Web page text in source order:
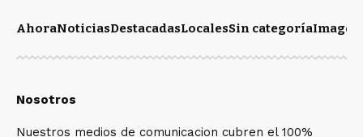
AhoraNoticiasDestacadasLocalesSin categoríaImagen
Nosotros
Nuestros medios de comunicacion cubren el 100%